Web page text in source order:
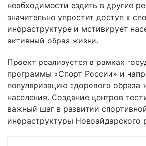
необходимости ездить в другие
значительно упростит доступ к
инфраструктуре и мотивирует
активный образ жизни.
Проект реализуется в рамках
программы «Спорт России» и
популяризацию здорового образа
населения. Создание центров
важный шаг в развитии
инфраструктуры Новоайдарского